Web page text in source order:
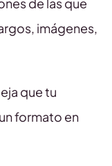
imágenes,
que tu
formato en